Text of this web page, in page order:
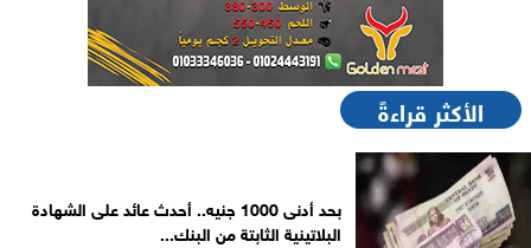
الأكثر قراءةً
بحد أدنى 1000 جنيه.. أحدث عائد على الشهادة
البلاتينية الثابتة من البنك...